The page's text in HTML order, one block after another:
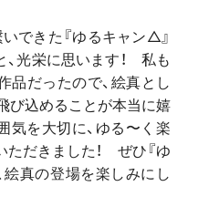
できた『ゆるキャン△』
光栄に思います！ 私も
品だったので、絵真とし
び込めることが本当に嬉
気を大切に、ゆる〜く楽
だきました！ ぜひ『ゆ
絵真の登場を楽しみにし